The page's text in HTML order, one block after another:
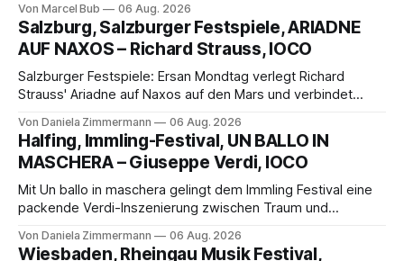
eine bildgewaltige Inszenierung, Maxime Pascal entfaltet
die komplexe Partitur eindrucksvoll, Philippe Sly berührt als
Franziskus.
Von Marcel Bub 06 Aug. 2026
Salzburg, Salzburger Festspiele, ARIADNE
AUF NAXOS – Richard Strauss, IOCO
Salzburger Festspiele: Ersan Mondtag verlegt Richard
Strauss' Ariadne auf Naxos auf den Mars und verbindet
Aufführung mit starken Solisten und den Wiener
Philharmonikern, szenisch bleibt der zweite Akt jedoch
hinter den Erwartungen zurück.
Von Daniela Zimmermann 06 Aug. 2026
Halfing, Immling-Festival, UN BALLO IN
MASCHERA – Giuseppe Verdi, IOCO
Mit Un ballo in maschera gelingt dem Immling Festival eine
packende Verdi-Inszenierung zwischen Traum und
psychologische Tiefe mit starken Bildern, getragen von
Von Daniela Zimmermann 06 Aug. 2026
Wiesbaden, Rheingau Musik Festival,